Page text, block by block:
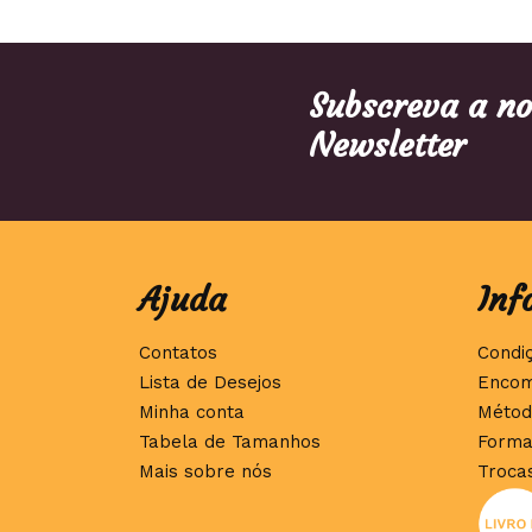
Subscreva a
Newsletter
Ajuda
Contatos
Lista de Desejos
Minha conta
Tabela de Tamanhos
Mais sobre nós